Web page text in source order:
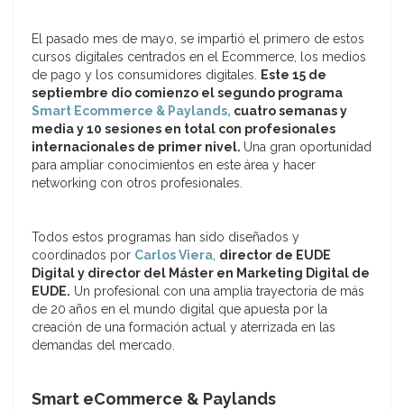
El pasado mes de mayo, se impartió el primero de estos
cursos digitales centrados en el Ecommerce, los medios
de pago y los consumidores digitales. Este 15 de
septiembre dio comienzo el segundo programa
Smart Ecommerce & Paylands, cuatro semanas y
media y 10 sesiones en total con profesionales
internacionales de primer nivel. Una gran oportunidad
para ampliar conocimientos en este área y hacer
networking con otros profesionales.
Todos estos programas han sido diseñados y
coordinados por Carlos Viera, director de EUDE
Digital y director del Máster en Marketing Digital de
EUDE. Un profesional con una amplia trayectoria de más
de 20 años en el mundo digital que apuesta por la
creación de una formación actual y aterrizada en las
demandas del mercado.
Smart eCommerce & Paylands